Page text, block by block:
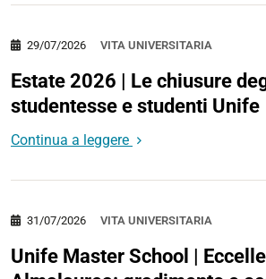
VITA UNIVERSITARIA
29/07/2026
Estate 2026 | Le chiusure
studentesse e studenti Unife
Continua a leggere
VITA UNIVERSITARIA
31/07/2026
Unife Master School |